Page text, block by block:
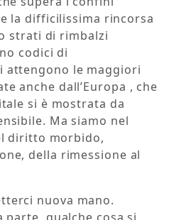
la difficilissima rincorsa
strati di rimbalzi
codici di
attengono le maggiori
anche dall’Europa , che
si è mostrata da
Ma siamo nel
diritto morbido,
della rimessione al
nuova mano.